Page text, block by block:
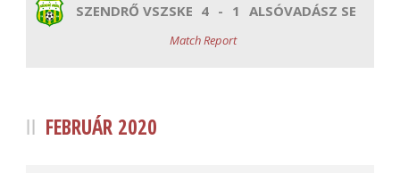
SZENDRŐ VSZSKE 4 - 1 ALSÓVADÁSZ SE
Match Report
FEBRUÁR 2020